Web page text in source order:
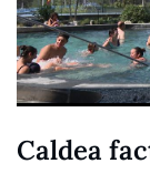
Caldea